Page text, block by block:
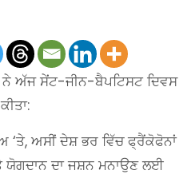
ਨੇ ਅੱਜ ਸੇਂਟ-ਜੀਨ-ਬੈਪਟਿਸਟ ਦਿਵਸ
ਅਸੀਂ ਦੇਸ਼ ਭਰ ਵਿੱਚ ਫ੍ਰੈਂਕੋਫੋਨਾਂ
ਯੋਗਦਾਨ ਦਾ ਜਸ਼ਨ ਮਨਾਉਣ ਲਈ